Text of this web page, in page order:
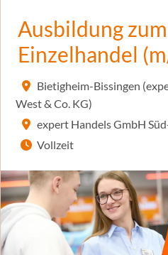
Ausbildung
Einzelhandel
Bietigheim-Bissingen
West & Co. KG)
expert Handels GmbH
Vollzeit